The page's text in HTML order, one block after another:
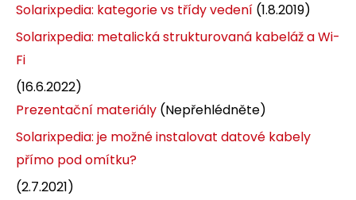
Solarixpedia: kategorie vs třídy vedení (1.8.2019)
Solarixpedia: metalická strukturovaná kabeláž a Wi-
Fi
(16.6.2022)
Prezentační materiály (Nepřehlédněte)
Solarixpedia: je možné instalovat datové kabely
přímo pod omítku?
(2.7.2021)